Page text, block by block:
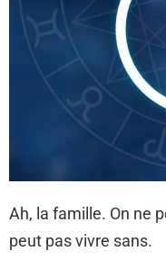
Ah, la famille. On ne
peut pas vivre sans.